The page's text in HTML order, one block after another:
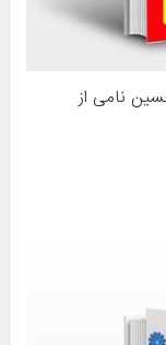
نامی از